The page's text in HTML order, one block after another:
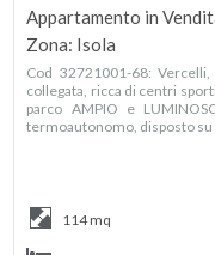
Appartamento in
Zona: Isola
Cod 32721001-68:
collegata, ricca di centri
parco AMPIO e
termoautonomo, disposto su
114 mq